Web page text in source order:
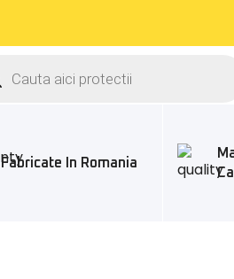
Fabricate In Romania